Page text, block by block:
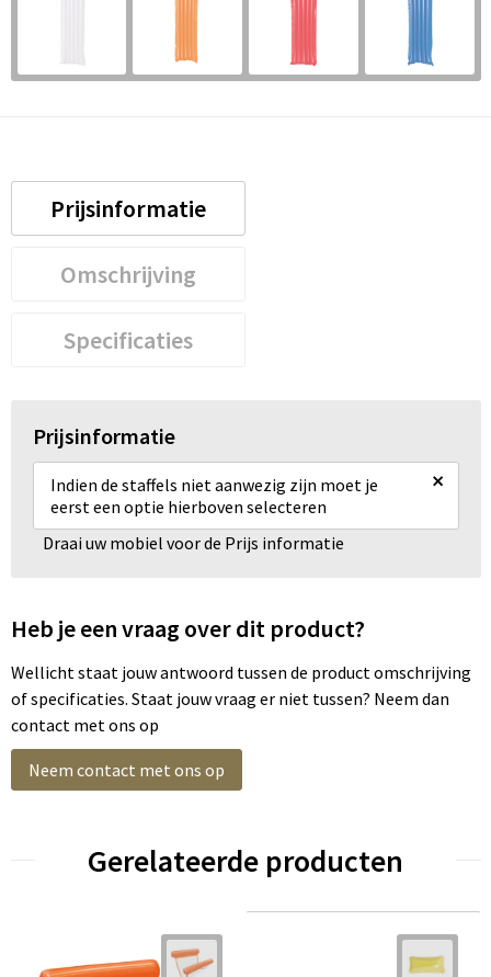
Prijsinformatie
Omschrijving
Specificaties
Prijsinformatie
Indien de staffels niet aanwezig zijn moet je
eerst een optie hierboven selecteren
×
Draai uw mobiel voor de Prijs informatie
Heb je een vraag over dit product?
Wellicht staat jouw antwoord tussen de product omschrijving
of specificaties. Staat jouw vraag er niet tussen? Neem dan
contact met ons op
Neem contact met ons op
Gerelateerde producten